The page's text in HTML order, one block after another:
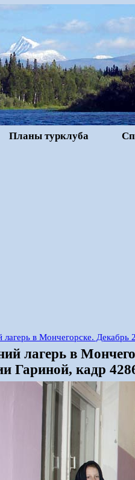
Планы турклуба
лагерь в Мончегорске.
лагерь в
Гариной, кадр